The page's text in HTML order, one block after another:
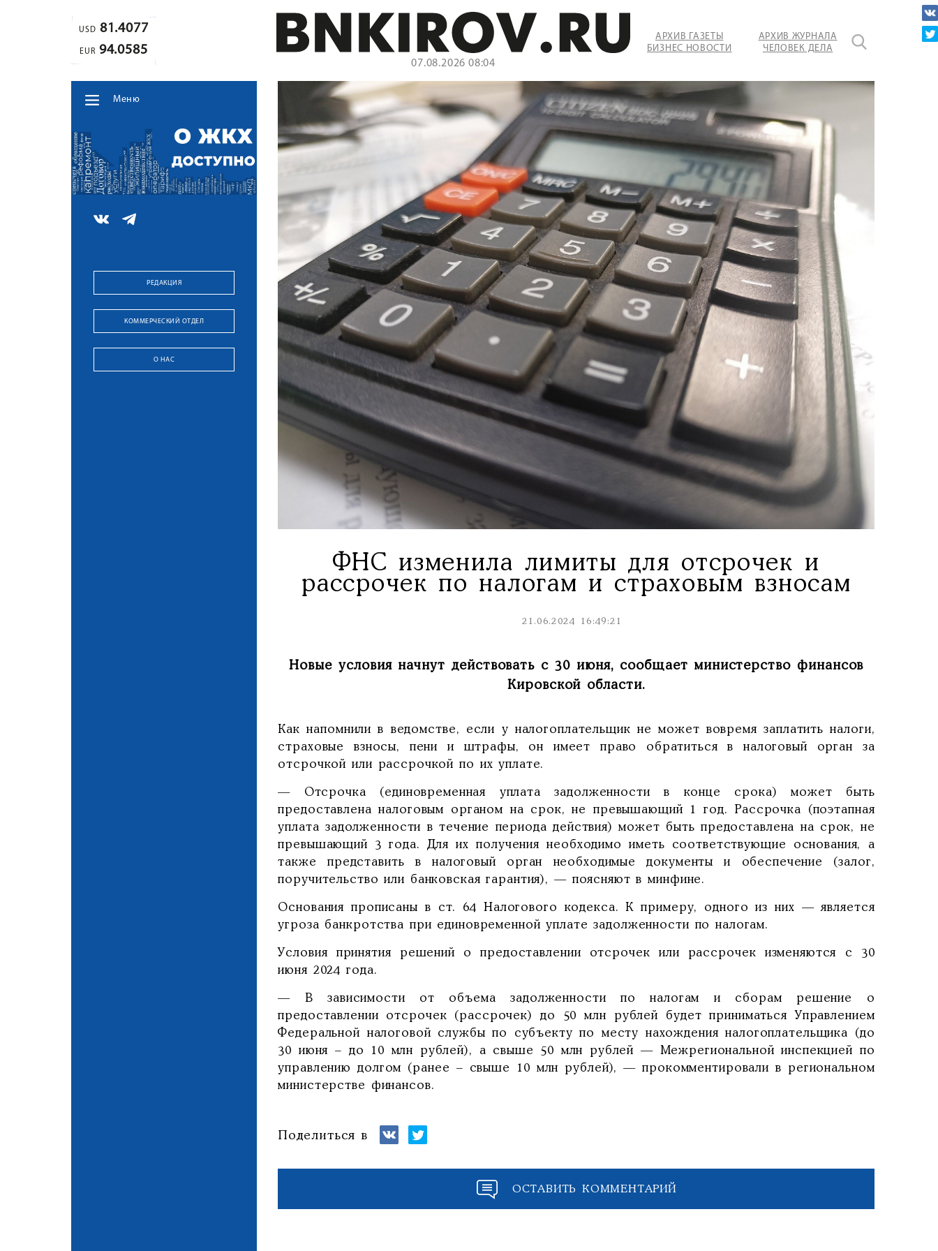
USD 81.4077
EUR 94.0585
07.08.2026 08:04
АРХИВ ГАЗЕТЫ
БИЗНЕС НОВОСТИ
АРХИВ ЖУРНАЛА
ЧЕЛОВЕК ДЕЛА
Меню
РЕДАКЦИЯ
КОММЕРЧЕСКИЙ ОТДЕЛ
О НАС
ФНС изменила лимиты для отсрочек и
рассрочек по налогам и страховым взносам
21.06.2024 16:49:21
Новые условия начнут действовать с 30 июня, сообщает министерство финансов
Кировской области.
Как напомнили в ведомстве, если у налогоплательщик не может вовремя заплатить налоги,
страховые взносы, пени и штрафы, он имеет право обратиться в налоговый орган за
отсрочкой или рассрочкой по их уплате.
— Отсрочка (единовременная уплата задолженности в конце срока) может быть
предоставлена налоговым органом на срок, не превышающий 1 год. Рассрочка (поэтапная
уплата задолженности в течение периода действия) может быть предоставлена на срок, не
превышающий 3 года. Для их получения необходимо иметь соответствующие основания, а
также представить в налоговый орган необходимые документы и обеспечение (залог,
поручительство или банковская гарантия), — поясняют в минфине.
Основания прописаны в ст. 64 Налогового кодекса. К примеру, одного из них — является
угроза банкротства при единовременной уплате задолженности по налогам.
Условия принятия решений о предоставлении отсрочек или рассрочек изменяются с 30
июня 2024 года.
— В зависимости от объема задолженности по налогам и сборам решение о
предоставлении отсрочек (рассрочек) до 50 млн рублей будет приниматься Управлением
Федеральной налоговой службы по субъекту по месту нахождения налогоплательщика (до
30 июня – до 10 млн рублей), а свыше 50 млн рублей — Межрегиональной инспекцией по
управлению долгом (ранее – свыше 10 млн рублей), — прокомментировали в региональном
министерстве финансов.
Поделиться в
ОСТАВИТЬ КОММЕНТАРИЙ